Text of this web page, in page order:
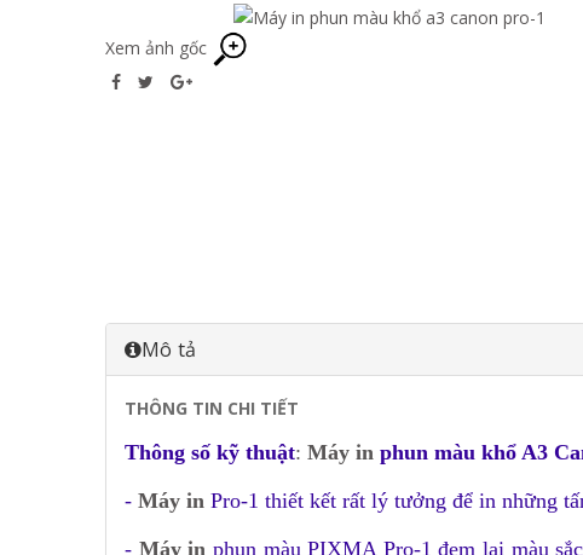
Xem ảnh gốc
Mô tả
THÔNG TIN CHI TIẾT
Thông số kỹ thuật: Máy in phun màu khổ A3
- Máy in Pro-1 thiết kết rất lý tưởng để in những
- Máy in phun màu PIXMA Pro-1 đem lại màu